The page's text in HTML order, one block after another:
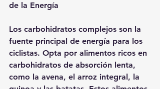
de la Energía
Los carbohidratos complejos son la
fuente principal de energía para los
ciclistas. Opta por alimentos ricos en
carbohidratos de absorción lenta,
como la avena, el arroz integral, la